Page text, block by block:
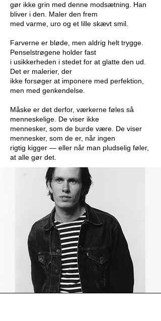
gør ikke grin med denne modsætning. Han
bliver i den. Maler den frem
med varme, uro og et lille skævt smil.
Farverne er bløde, men aldrig helt trygge.
Penselstrøgene holder fast
i usikkerheden i stedet for at glatte den ud.
Det er malerier, der
ikke forsøger at imponere med perfektion,
men med genkendelse.
Måske er det derfor, værkerne føles så
menneskelige. De viser ikke
mennesker, som de burde være. De viser
mennesker, som de er, når ingen
rigtig kigger — eller når man pludselig føler,
at alle gør det.